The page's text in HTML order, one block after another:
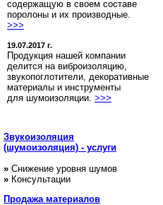
содержащую в своем составе
поролоны и их производные.
>>>
19.07.2017 г.
Продукция нашей компании
делится на виброизоляцию,
звукопоглотители, декоративные
материалы и инструменты
для шумоизоляции. >>>
Звукоизоляция
(шумоизоляция) - услуги
» Снижение уровня шумов
» Консультации
Продажаматериалов